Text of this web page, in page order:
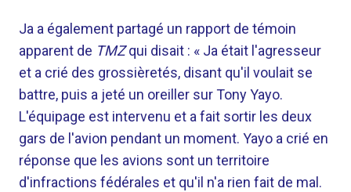
Ja a également partagé un rapport de témoin
apparent de TMZqui disait : « Ja était l'agresseur
et a crié des grossièretés, disant qu'il voulait se
battre, puis a jeté un oreiller sur Tony Yayo.
L'équipage est intervenu et a fait sortir les deux
gars de l'avion pendant un moment. Yayo a crié en
réponse que les avions sont un territoire
d'infractions fédérales et qu'il n'a rien fait de mal.